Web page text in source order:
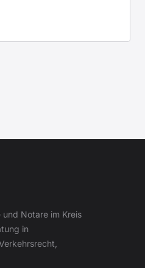
Notare im Kreis
in